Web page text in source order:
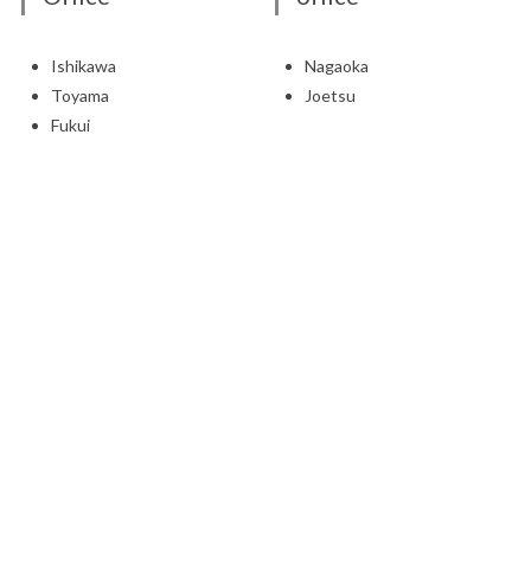
Ishikawa
Toyama
Fukui
Nagaoka
Joetsu